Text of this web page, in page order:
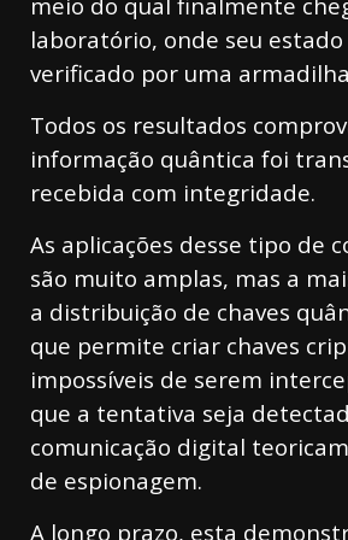
laboratório, onde seu
verificado por uma
Todos os resultados
informação quântica foi
recebida com integridade.
As aplicações desse tipo de
são muito amplas, mas a
a distribuição de chaves
que permite criar chaves
impossíveis de serem
que a tentativa seja
comunicação digital
de espionagem.
A longo prazo, esta